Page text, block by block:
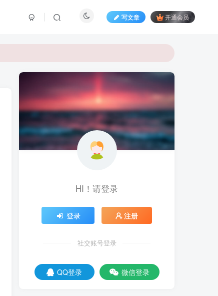
写文章 开通会员
HI！请登录
登录 注册
社交账号登录
QQ登录 微信登录